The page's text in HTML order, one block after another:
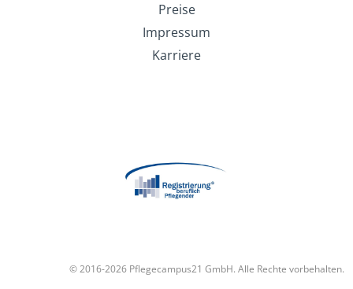
Preise
Impressum
Karriere
© 2016-2026 Pflegecampus21 GmbH. Alle Rechte vorbehalten.